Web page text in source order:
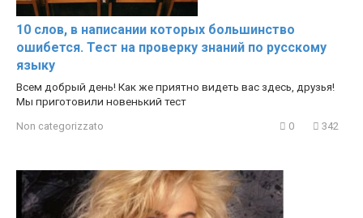
10 слов, в написании которых большинство
ошибется. Тест на проверку знаний по русскому
языку
Всем добрый день! Как же приятно видеть вас здесь, друзья!
Мы приготовили новенький тест
Non categorizzato 0 342